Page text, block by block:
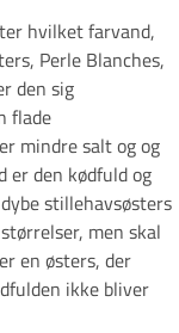
hvilket farvand,
Perle Blanches,
den sig
flade
mindre salt og og
er den kødfuld og
stillehavsøsters
men skal
en østers, der
ikke bliver